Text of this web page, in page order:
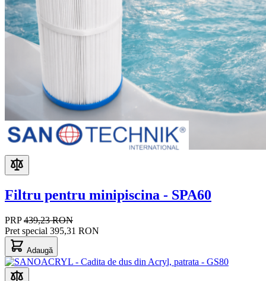
Filtru pentru minipiscina - SPA60
PRP 439,23 RON
Pret special 395,31 RON
Adaugă